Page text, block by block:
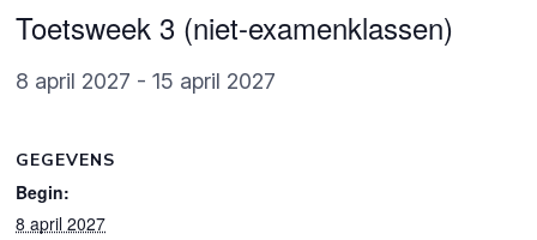
Toetsweek 3 (niet-examenklassen)
8 april 2027 -15 april 2027
GEGEVENS
Begin:
8 april 2027